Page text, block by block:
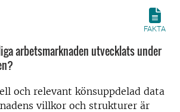
FAKTA
arbetsmarknaden utvecklats under
och relevant könsuppdelad data
villkor och strukturer är